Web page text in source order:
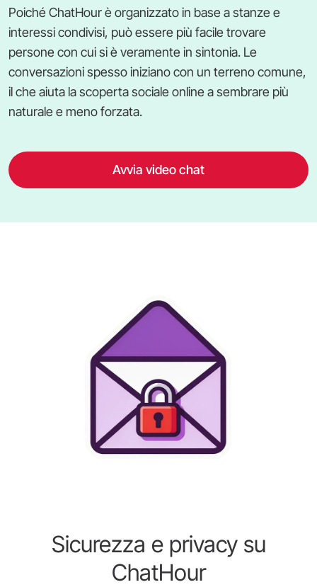
Poiché ChatHour è organizzato in base a stanze e
interessi condivisi, può essere più facile trovare
persone con cui si è veramente in sintonia. Le
conversazioni spesso iniziano con un terreno comune,
il che aiuta la scoperta sociale online a sembrare più
naturale e meno forzata.
Avvia video chat
Sicurezza e privacy su
ChatHour